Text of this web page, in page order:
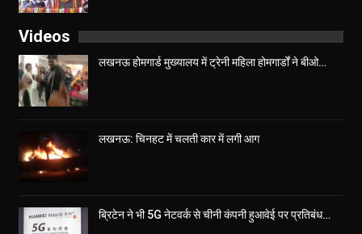
Videos
लखनऊ होमगार्ड मुख्यालय में ट्रेनी महिला होमगार्डों ने बीओ…
लखनऊ: चिनहट में चलती कार में लगी आग
ब्रिटेन ने भी 5G नेटवर्क से चीनी कंपनी हुआवेई पर प्रतिबंध…